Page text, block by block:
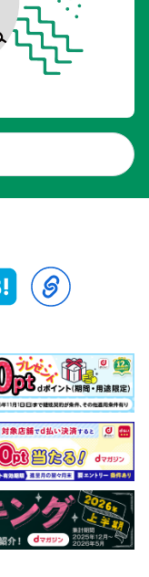
ポット
島でマリンアクティ
ホテル